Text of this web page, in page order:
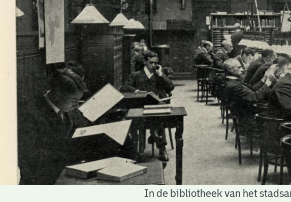
In de bibliotheek van het